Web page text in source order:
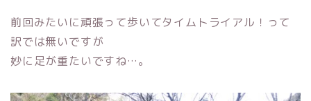
前回みたいに頑張って歩いてタイムトライアル！って
訳では無いですが
妙に足が重たいですね…。